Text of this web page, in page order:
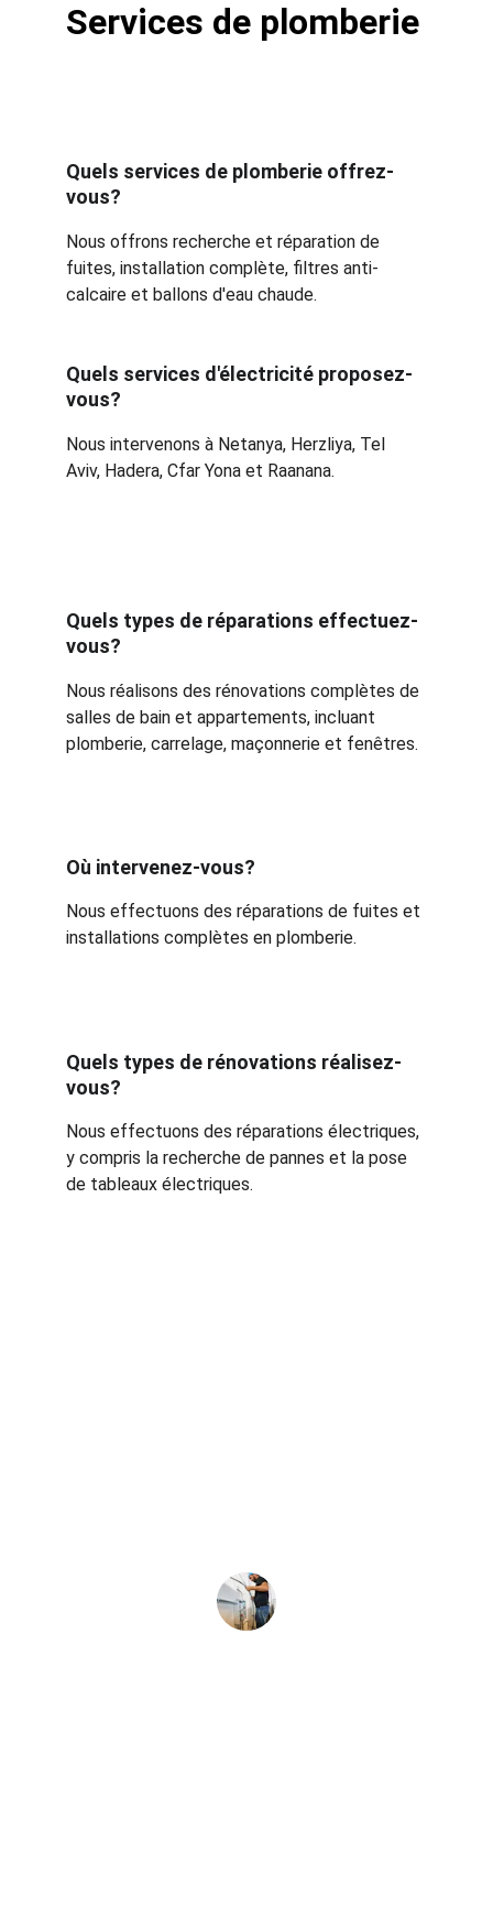
Services de plomberie
Quels services de plomberie offrez-
vous?
Nous offrons recherche et réparation de
fuites, installation complète, filtres anti-
calcaire et ballons d'eau chaude.
Quels services d'électricité proposez-
vous?
Quels types de rénovations réalisez-
vous?
Où intervenez-vous?
Quels types de réparations effectuez-
vous?
Nous effectuons des réparations électriques,
y compris la recherche de pannes et la pose
de tableaux électriques.
Nous réalisons des rénovations complètes de
salles de bain et appartements, incluant
plomberie, carrelage, maçonnerie et fenêtres.
Nous intervenons à Netanya, Herzliya, Tel
Aviv, Hadera, Cfar Yona et Raanana.
Nous effectuons des réparations de fuites et
installations complètes en plomberie.